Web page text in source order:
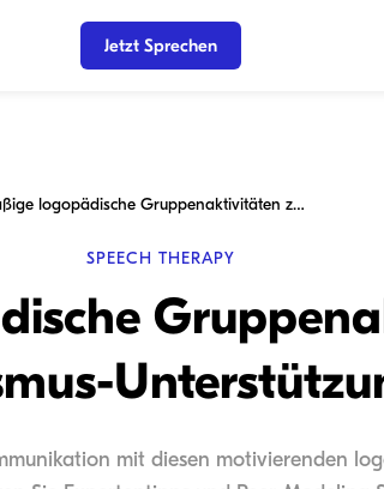
Jetzt Sprechen
Spaßige logopädische Gruppenaktivitäten zur Autismus-Unterstützung
SPEECH THERAPY
mit diesen motivierenden